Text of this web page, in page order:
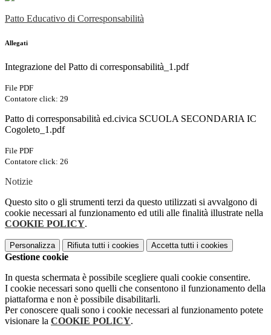
Patto Educativo di Corresponsabilità
Allegati
Integrazione del Patto di corresponsabilità_1.pdf
File PDF
Contatore click: 29
Patto di corresponsabilità ed.civica SCUOLA SECONDARIA IC
Cogoleto_1.pdf
File PDF
Contatore click: 26
Notizie
Questo sito o gli strumenti terzi da questo utilizzati si avvalgono di
cookie necessari al funzionamento ed utili alle finalità illustrate nella
COOKIE POLICY.
Personalizza Rifiuta tutti i cookies Accetta tutti i cookies
Gestione cookie
In questa schermata è possibile scegliere quali cookie consentire.
I cookie necessari sono quelli che consentono il funzionamento della
piattaforma e non è possibile disabilitarli.
Per conoscere quali sono i cookie necessari al funzionamento potete
visionare la COOKIE POLICY.